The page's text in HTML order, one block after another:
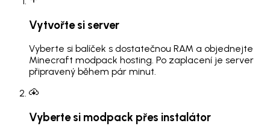
Vytvořte si server
Vyberte si balíček s dostatečnou RAM a objednejte
Minecraft modpack hosting. Po zaplacení je server
připravený během pár minut.
Vyberte si modpack přes instalátor